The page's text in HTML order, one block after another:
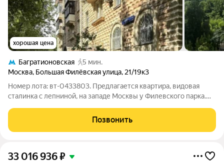
хорошая цена
Багратионовская
5 мин.
Москва, Большая Филёвская улица, 21/19к3
Номер лота: вт-0433803. Предлагается квартира, видовая
сталинка с лепниной, на западе Москвы у Филевского парка.
комнаты, в большей комнате балкон. Санузел раздельный
(ванная комната 5 кв.м). Все
Позвонить
33 016 936₽